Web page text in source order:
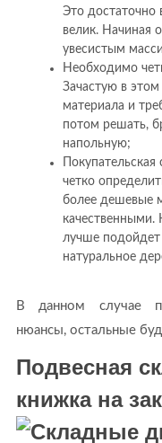
Это достаточно
велик. Начиная
увесистым
Необходимо
Зачастую в этом
материала и
потом решать,
напольную;
четко
более дешевые
качественными.
лучше
натуральное
В данном случае
нюансы, остальные
Подвесная
книжка на